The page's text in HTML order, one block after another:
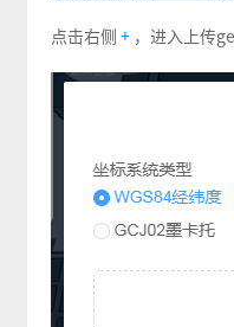
点击右侧+ ，进入上传